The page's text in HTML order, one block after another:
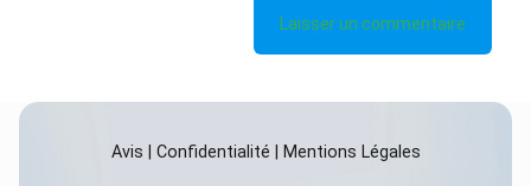
Avis Confidentialité Mentions Légales